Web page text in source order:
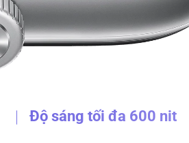
Độ sáng tối đa 600 nit